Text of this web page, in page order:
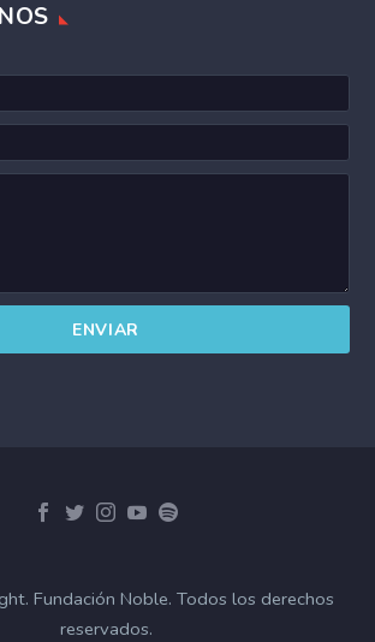
Fundación Noble. Todos los derechos
reservados.